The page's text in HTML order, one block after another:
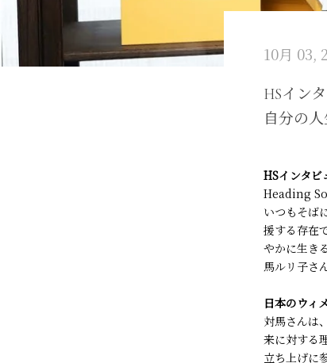
10月 03,
HSイン
自分の
HSインタ
Heading
いつもそば
援する存在
やかに生き
馬ルリ子さ
日本のウィ
対馬さんは
来に対する
立ち上げに